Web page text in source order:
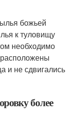
божьей
к туловищу
необходимо
и не сдвигались
более